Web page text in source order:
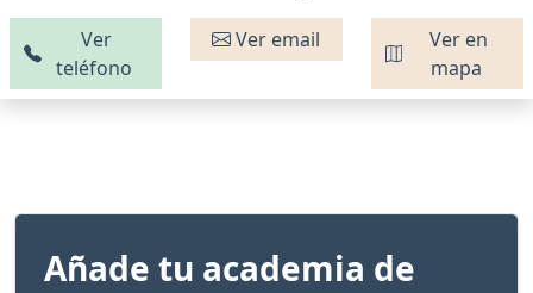
Ver
teléfono
Ver email
Ver en
mapa
Añade tu academia de